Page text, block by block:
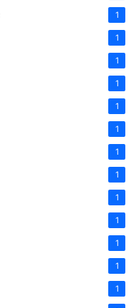
1
1
1
1
1
1
1
1
1
1
1
1
1